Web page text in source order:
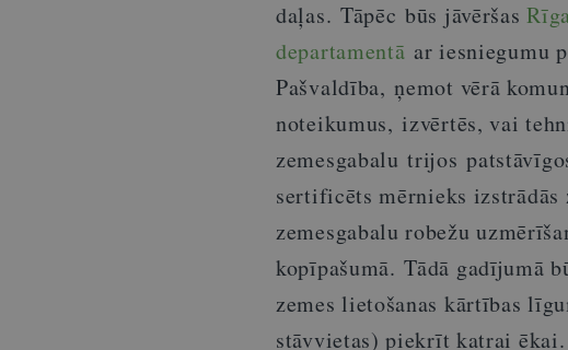
daļas. Tāpēc būs jāvēršas
departamentā ar iesniegumu
Pašvaldība, ņemot vērā
noteikumus, izvērtēs, vai
zemesgabalu trijos
sertificēts mērnieks
zemesgabalu robežu
kopīpašumā. Tādā gadījumā
zemes lietošanas kārtības
stāvvietas) piekrīt katrai ēkai.